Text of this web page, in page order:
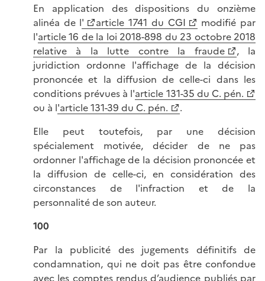
En application des dispositions du onzième
alinéa de l' article 1741 du CGI
modifié par
l'article 16 de la loi 2018-898 du 23 octobre 2018
relative à la lutte contre la fraude
, la
juridiction ordonne l'affichage de la décision
prononcée et la diffusion de celle-ci dans les
conditions prévues à l'article 131-35 du C. pén.
ou à l'article 131-39 du C. pén.
.
Elle peut toutefois, par une décision
spécialement motivée, décider de ne pas
ordonner l'affichage de la décision prononcée et
la diffusion de celle-ci, en considération des
circonstances de l'infraction et de la
personnalité de son auteur.
100
Par la publicité des jugements définitifs de
condamnation, qui ne doit pas être confondue
avec les comptes rendus d’audience publiés par